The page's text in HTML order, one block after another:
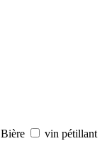
Bière
vin pétillant